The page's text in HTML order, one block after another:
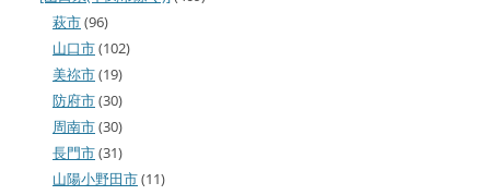
萩市(96)
山口市(102)
美祢市(19)
防府市(30)
周南市(30)
長門市(31)
山陽小野田市(11)